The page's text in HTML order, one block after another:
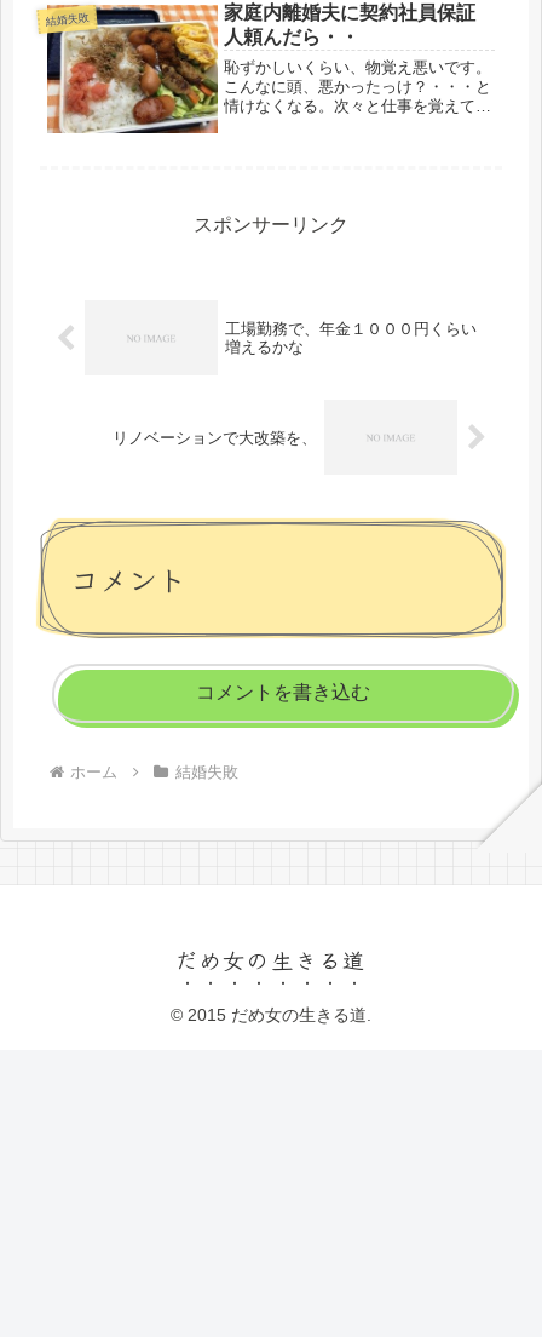
結婚失敗
家庭内離婚夫に契約社員保証
人頼んだら・・
恥ずかしいくらい、物覚え悪いです。
こんなに頭、悪かったっけ？・・・と
情けなくなる。次々と仕事を覚えてい
スポンサーリンク
工場勤務で、年金１０００円くらい
増えるかな
リノベーションで大改築を、
コメント
コメントを書き込む
ホーム 結婚失敗
だめ女の生きる道
© 2015 だめ女の生きる道.